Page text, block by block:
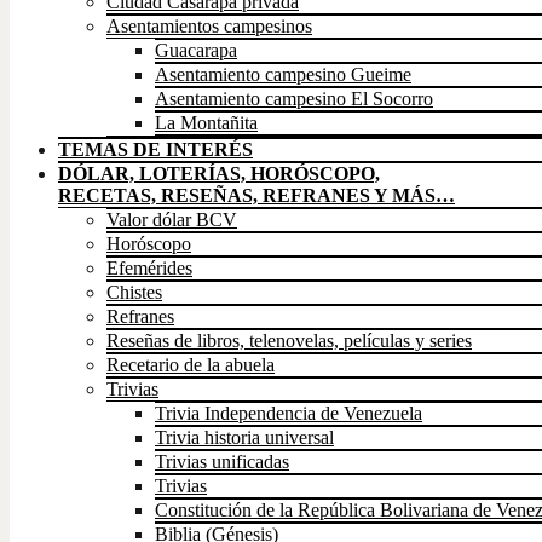
Asentamientos campesinos
Guacarapa
Asentamiento campesino Gueime
Asentamiento campesino El Socorro
La Montañita
TEMAS DE INTERÉS
DÓLAR, LOTERÍAS, HORÓSCOPO,
RECETAS, RESEÑAS, REFRANES Y MÁS…
Valor dólar BCV
Horóscopo
Efemérides
Chistes
Refranes
Reseñas de libros, telenovelas, películas y series
Recetario de la abuela
Trivias
Trivia Independencia de Venezuela
Trivia historia universal
Trivias unificadas
Trivias
Constitución de la República Bolivariana de
Biblia (Génesis)